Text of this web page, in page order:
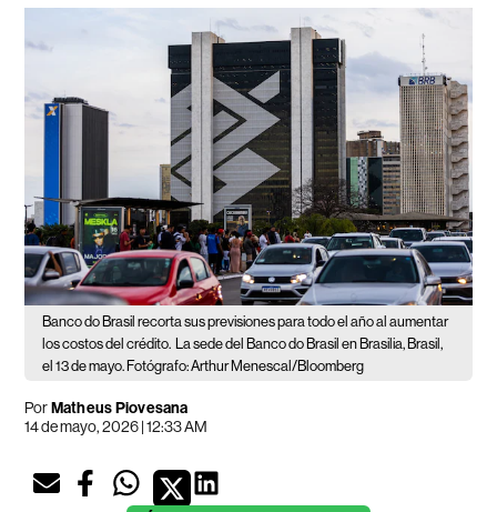
Banco do Brasil recorta sus previsiones para todo el año al aumentar
los costos del crédito. La sede del Banco do Brasil en Brasilia, Brasil,
el 13 de mayo. Fotógrafo: Arthur Menescal/Bloomberg
PorMatheus Piovesana
14 de mayo, 2026 | 12:33 AM